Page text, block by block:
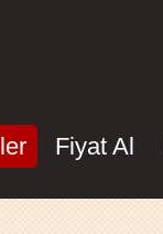
Fiyat Al